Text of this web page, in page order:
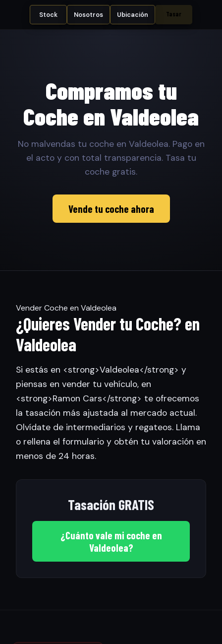
Stock Nosotros Ubicación Tasar
Compramos tu
Coche en Valdeolea
No malvendas tu coche en Valdeolea. Pago en
el acto y con total transparencia. Tasa tu
coche gratis.
Vende tu coche ahora
Vender Coche en Valdeolea
¿Quieres Vender tu Coche? en
Valdeolea
Si estás en <strong>Valdeolea</strong> y
piensas en vender tu vehículo, en
<strong>Ramon Cars</strong> te ofrecemos
la tasación más ajustada al mercado actual.
Olvídate de intermediarios y regateos. Llama
o rellena el formulario y obtén tu valoración en
menos de 24 horas.
Tasación GRATIS
¿Cuánto vale mi coche en
Valdeolea?